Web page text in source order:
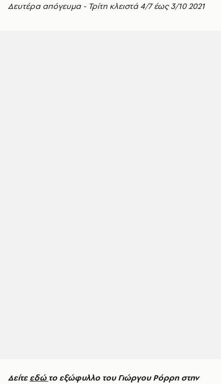
Δευτέρα απόγευμα - Τρίτη κλειστά 4/7 έως 3/10 2021
Δείτεεδώ το εξώφυλλο του Γιώργου Ρόρρη στην